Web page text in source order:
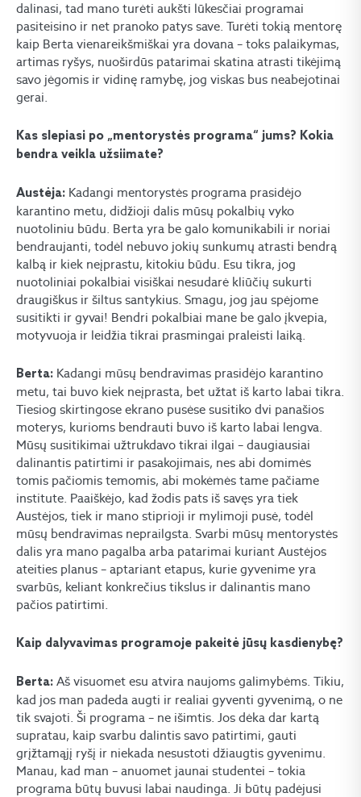
dalinasi, tad mano turėti aukšti lūkesčiai programai
pasiteisino ir net pranoko patys save. Turėti tokią mentorę
kaip Berta vienareikšmiškai yra dovana – toks palaikymas,
artimas ryšys, nuoširdūs patarimai skatina atrasti tikėjimą
savo jėgomis ir vidinę ramybę, jog viskas bus neabejotinai
gerai.
Kas slepiasi po „mentorystės programa“ jums? Kokia
bendra veikla užsiimate?
Austėja: Kadangi mentorystės programa prasidėjo
karantino metu, didžioji dalis mūsų pokalbių vyko
nuotoliniu būdu. Berta yra be galo komunikabili ir noriai
bendraujanti, todėl nebuvo jokių sunkumų atrasti bendrą
kalbą ir kiek neįprastu, kitokiu būdu. Esu tikra, jog
nuotoliniai pokalbiai visiškai nesudarė kliūčių sukurti
draugiškus ir šiltus santykius. Smagu, jog jau spėjome
susitikti ir gyvai! Bendri pokalbiai mane be galo įkvepia,
motyvuoja ir leidžia tikrai prasmingai praleisti laiką.
Berta: Kadangi mūsų bendravimas prasidėjo karantino
metu, tai buvo kiek neįprasta, bet užtat iš karto labai tikra.
Tiesiog skirtingose ekrano pusėse susitiko dvi panašios
moterys, kurioms bendrauti buvo iš karto labai lengva.
Mūsų susitikimai užtrukdavo tikrai ilgai – daugiausiai
dalinantis patirtimi ir pasakojimais, nes abi domimės
tomis pačiomis temomis, abi mokėmės tame pačiame
institute. Paaiškėjo, kad žodis pats iš savęs yra tiek
Austėjos, tiek ir mano stiprioji ir mylimoji pusė, todėl
mūsų bendravimas neprailgsta. Svarbi mūsų mentorystės
dalis yra mano pagalba arba patarimai kuriant Austėjos
ateities planus – aptariant etapus, kurie gyvenime yra
svarbūs, keliant konkrečius tikslus ir dalinantis mano
pačios patirtimi.
Kaip dalyvavimas programoje pakeitė jūsų kasdienybę?
Berta: Aš visuomet esu atvira naujoms galimybėms. Tikiu,
kad jos man padeda augti ir realiai gyventi gyvenimą, o ne
tik svajoti. Ši programa – ne išimtis. Jos dėka dar kartą
supratau, kaip svarbu dalintis savo patirtimi, gauti
grįžtamąjį ryšį ir niekada nesustoti džiaugtis gyvenimu.
Manau, kad man – anuomet jaunai studentei – tokia
programa būtų buvusi labai naudinga. Ji būtų padėjusi